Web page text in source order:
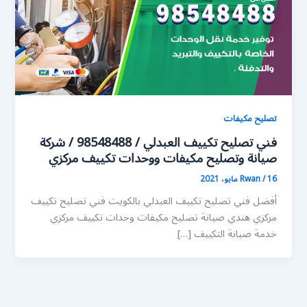
تصليح مكيفات
فني تصليح تكييف العبدلي / 98548488 / شركة
صيانة وتصليح مكيفات ووحدات تكييف مركزي
Rwan/16 مايو، 2021
أفضل فني تصليح تكييف العبدلي بالكويت فني تصليح تكييف
مركزي هندي صيانة تصليح مكيفات وحدات تكييف مركزي
خدمة صيانة التكييف […]